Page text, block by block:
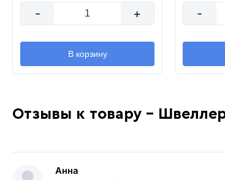
- +
В корзину
-
Отзывы к товару -
Анна